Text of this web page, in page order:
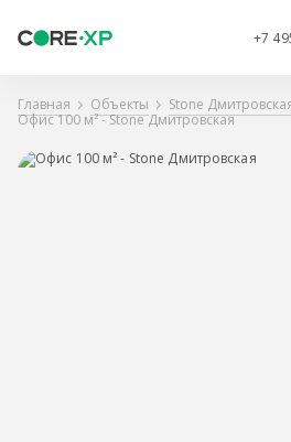
+7
Главная Объекты
Stone
Офис 100 м² - Stone Дмитровская